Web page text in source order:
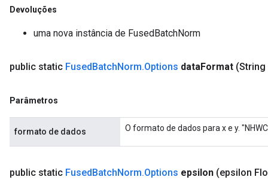
Devoluções
uma nova instância de FusedBatchNorm
public static FusedBatchNorm.Options dataFormat (String
Parâmetros
formato de dados O formato de dados para x e y.
public static FusedBatchNorm.Options epsilon (epsilon